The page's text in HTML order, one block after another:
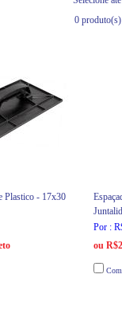
0produto(s)
Plastico - 17x30
Por :
ou